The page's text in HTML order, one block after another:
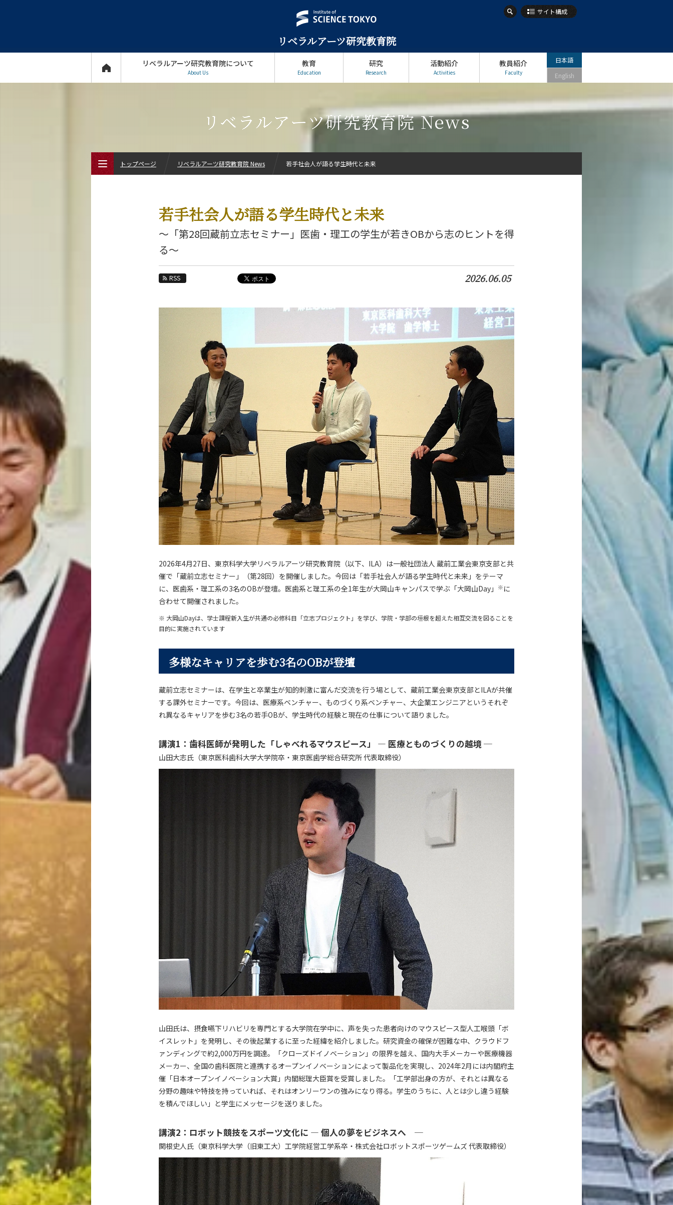
リベラルアーツ研究教育院
サイト構成
リベラルアーツ研究教育院について
About Us
教育
Education
研究
Research
活動紹介
Activities
教員紹介
Faculty
日本語
English
リベラルアーツ研究教育院 News
若手社会人が語る学生時代と未来
～「第28回蔵前立志セミナー」医歯・理工の学生が若きOBから志のヒントを得
る～
RSS 2026.06.05
2026年4月27日、東京科学大学リベラルアーツ研究教育院（以下、ILA）は一般社団法人 蔵前工業会東京支部と共
催で「蔵前立志セミナー」（第28回）を開催しました。今回は「若手社会人が語る学生時代と未来」をテーマ
に、医歯系・理工系の3名のOBが登壇。医歯系と理工系の全1年生が大岡山キャンパスで学ぶ「大岡山Day」
※に
合わせて開催されました。
※ 大岡山Dayは、学士課程新入生が共通の必修科目「立志プロジェクト」を学び、学院・学部の垣根を超えた相互交流を図ることを
目的に実施されています
多様なキャリアを歩む3名のOBが登壇
蔵前立志セミナーは、在学生と卒業生が知的刺激に富んだ交流を行う場として、蔵前工業会東京支部とILAが共催
する課外セミナーです。今回は、医療系ベンチャー、ものづくり系ベンチャー、大企業エンジニアというそれぞ
れ異なるキャリアを歩む3名の若手OBが、学生時代の経験と現在の仕事について語りました。
講演1：歯科医師が発明した「しゃべれるマウスピース」 ― 医療とものづくりの越境 ─
山田大志氏（東京医科歯科大学大学院卒・東京医歯学総合研究所 代表取締役）
山田氏は、摂食嚥下リハビリを専門とする大学院在学中に、声を失った患者向けのマウスピース型人工喉頭「ボ
イスレット」を発明し、その後起業するに至った経緯を紹介しました。研究資金の確保が困難な中、クラウドフ
ァンディングで約2,000万円を調達。「クローズドイノベーション」の限界を越え、国内大手メーカーや医療機器
メーカー、全国の歯科医院と連携するオープンイノベーションによって製品化を実現し、2024年2月には内閣府主
催「日本オープンイノベーション大賞」内閣総理大臣賞を受賞しました。「工学部出身の方が、それとは異なる
分野の趣味や特技を持っていれば、それはオンリーワンの強みになり得る。学生のうちに、人とは少し違う経験
を積んでほしい」と学生にメッセージを送りました。
講演2：ロボット競技をスポーツ文化に ― 個人の夢をビジネスへ ─
関根史人氏（東京科学大学（旧東工大）工学院経営工学系卒・株式会社ロボットスポーツゲームズ 代表取締役）
トップページ リベラルアーツ研究教育院 News 若手社会人が語る学生時代と未来
リベラルアーツ研究教育院について
リベラルアーツ研究教育院 News